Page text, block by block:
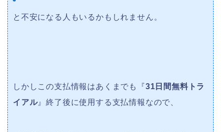
と不安になる人もいるかもしれません。
しかしこの支払情報はあくまでも『31日間無料トラ
イアル』終了後に使用する支払情報なので、